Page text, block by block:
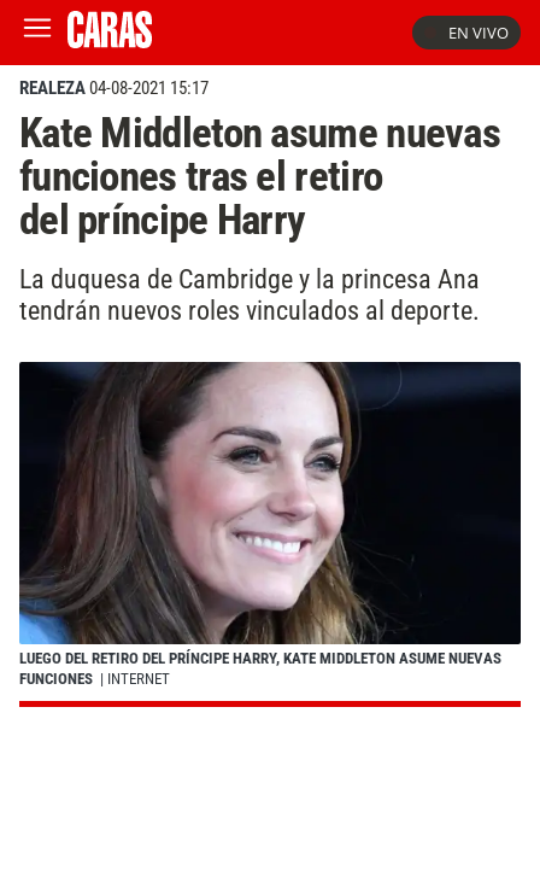
EN VIVO
REALEZA04-08-2021 15:17
Kate Middleton asume nuevas
funciones tras el retiro
del príncipe Harry
La duquesa de Cambridge y la princesa Ana
tendrán nuevos roles vinculados al deporte.
LUEGO DEL RETIRO DEL PRÍNCIPE HARRY, KATE MIDDLETON ASUME NUEVAS
FUNCIONES | INTERNET